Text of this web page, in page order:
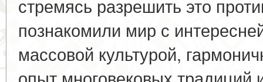
стремясь разрешить это
познакомили мир с
массовой культурой,